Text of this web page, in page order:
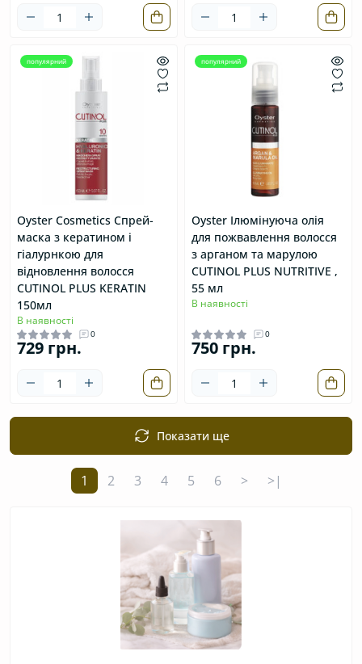
популярний
Oyster Cosmetics Спрей-
маска з кератином і
гіалурнкою для
відновлення волосся
CUTINOL PLUS KERATIN
150мл
В наявності
0
729 грн.
популярний
Oyster Ілюмінуюча олія
для пожвавлення волосся
з арганом та марулою
CUTINOL PLUS NUTRITIVE ,
55 мл
В наявності
0
750 грн.
Показати ще
1 2 3 4 5 6 > >|